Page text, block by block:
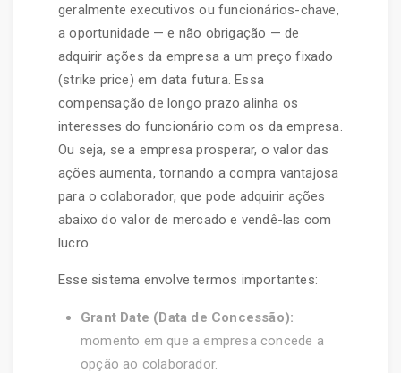
geralmente executivos ou funcionários-chave,
a oportunidade — e não obrigação — de
adquirir ações da empresa a um preço fixado
(strike price) em data futura. Essa
compensação de longo prazo alinha os
interesses do funcionário com os da empresa.
Ou seja, se a empresa prosperar, o valor das
ações aumenta, tornando a compra vantajosa
para o colaborador, que pode adquirir ações
abaixo do valor de mercado e vendê-las com
lucro.
Esse sistema envolve termos importantes:
Grant Date (Data de Concessão):
momento em que a empresa concede a
opção ao colaborador.